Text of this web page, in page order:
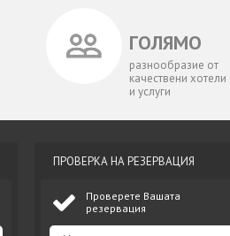
ГОЛЯМО
разнообразие от
качествени хотели
и услуги
ПРОВЕРКА НА РЕЗЕРВАЦИЯ
Проверете Вашата
резервация